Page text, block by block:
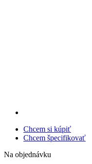
Chcem si kúpiť
Chcem špecifikovať
Na objednávku